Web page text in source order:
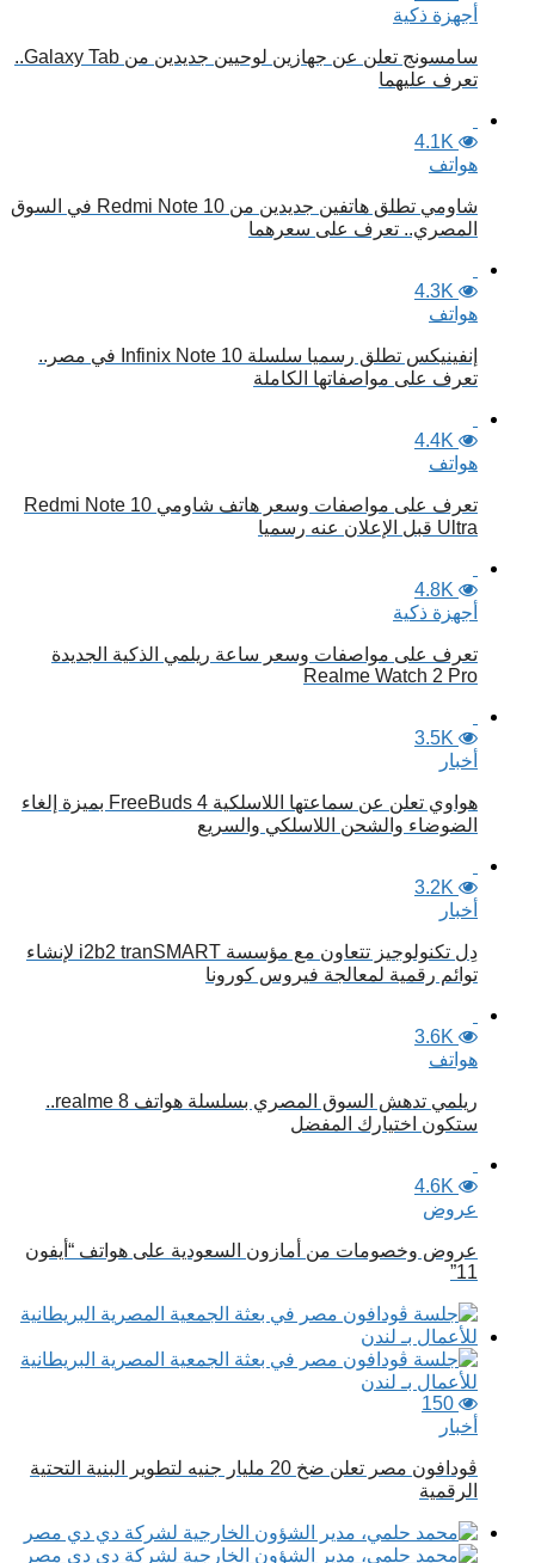
أجهزة ذكية
سامسونج تعلن عن جهازين لوحيين جديدين من Galaxy Tab..
تعرف عليهما
4.1K
هواتف
شاومي تطلق هاتفين جديدين من Redmi Note 10 في السوق
المصري.. تعرف على سعرهما
4.3K
هواتف
إنفينيكس تطلق رسميا سلسلة Infinix Note 10 في مصر..
تعرف على مواصفاتها الكاملة
4.4K
هواتف
تعرف على مواصفات وسعر هاتف شاومي Redmi Note 10
Ultra قبل الإعلان عنه رسميا
4.8K
أجهزة ذكية
تعرف على مواصفات وسعر ساعة ريلمي الذكية الجديدة
Realme Watch 2 Pro
3.5K
أخبار
هواوي تعلن عن سماعتها اللاسلكية FreeBuds 4 بميزة إلغاء
الضوضاء والشحن اللاسلكي والسريع
3.2K
أخبار
دِل تكنولوجيز تتعاون مع مؤسسة i2b2 tranSMART لإنشاء
توائم رقمية لمعالجة فيروس كورونا
3.6K
هواتف
ريلمي تدهش السوق المصري بسلسلة هواتف realme 8..
ستكون اختيارك المفضل
4.6K
عروض
عروض وخصومات من أمازون السعودية على هواتف “أيفون
11”
150
أخبار
ڤودافون مصر تعلن ضخ 20 مليار جنيه لتطوير البنية التحتية
الرقمية